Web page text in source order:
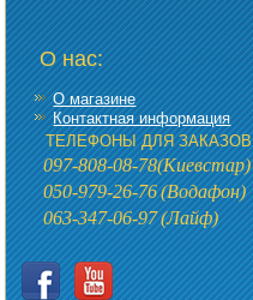
О нас:
О магазине
Контактная информация
ТЕЛЕФОНЫ ДЛЯ ЗАКАЗОВ
097-808-08-78(Киевстар)
050-979-26-76(Водафон)
063-347-06-97(Лайф)